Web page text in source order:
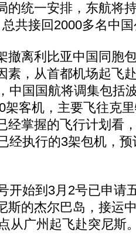
统一安排，东航将
共接回2000多名中
离利比亚中国同胞
素，从首都机场起飞
中国国航将调集包括
架客机，主要飞往克
经掌握的飞行计划看
经执行的3架包机，
始到3月2号已申请
斯的杰尔巴岛，接运
从广州起飞赴突尼斯